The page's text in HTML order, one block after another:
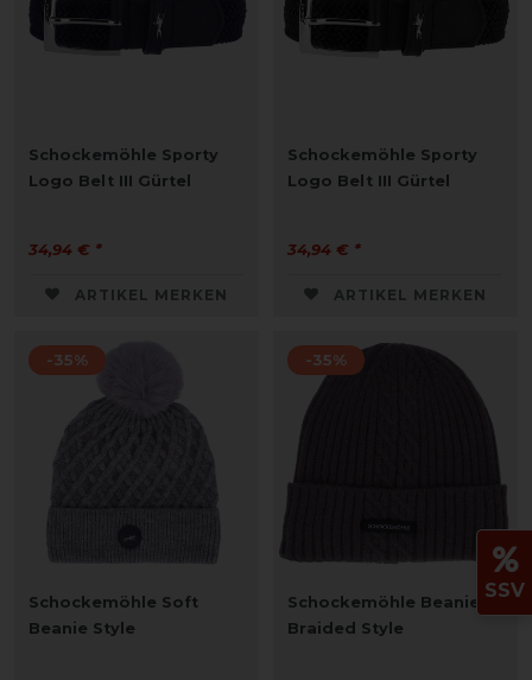
Schockemöhle Sporty
Logo Belt III Gürtel
34,94 € *
ARTIKEL MERKEN
Schockemöhle Sporty
Logo Belt III Gürtel
34,94 € *
ARTIKEL MERKEN
-35%
Schockemöhle Soft
Beanie Style
-35%
Schockemöhle Beanie
Braided Style
SSV